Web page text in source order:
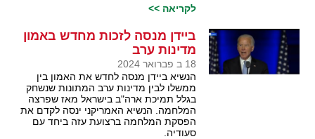
לקריאה >>
ביידן מנסה לזכות מחדש באמון
מדינות ערב
18 ב פברואר 2024
הנשיא ביידן מנסה לחדש את האמון בין
ממשלו לבין מדינות ערב המתונות שנשחק
בגלל תמיכת ארה"ב בישראל מאז שפרצה
המלחמה. הנשיא האמריקני ינסה לקדם את
הפסקת המלחמה ברצועת עזה ביחד עם
סעודיה.